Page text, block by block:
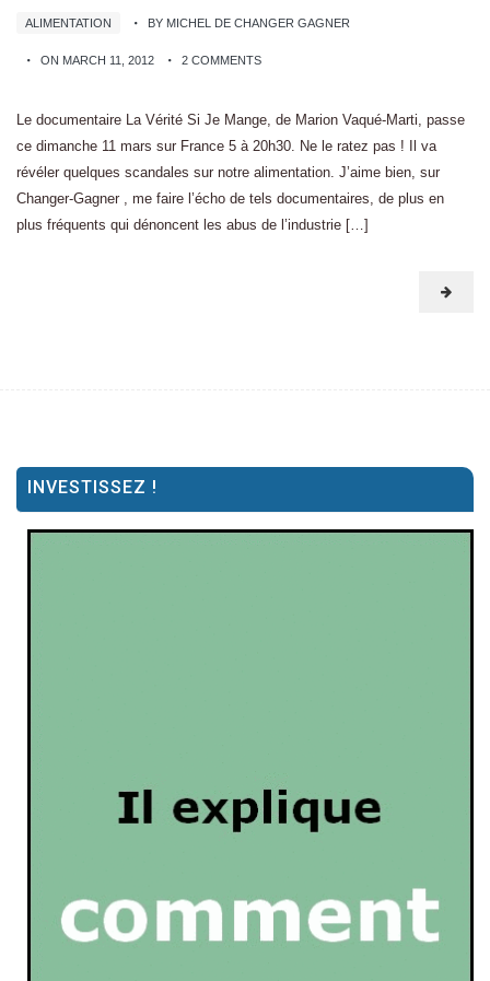
ALIMENTATION BY MICHEL DE CHANGER GAGNER
ON MARCH 11, 2012 2 COMMENTS
Le documentaire La Vérité Si Je Mange, de Marion Vaqué-Marti, passe
ce dimanche 11 mars sur France 5 à 20h30. Ne le ratez pas ! Il va
révéler quelques scandales sur notre alimentation. J’aime bien, sur
Changer-Gagner , me faire l’écho de tels documentaires, de plus en
plus fréquents qui dénoncent les abus de l’industrie […]
INVESTISSEZ !